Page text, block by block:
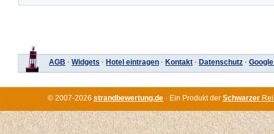
AGB · Widgets · Hotel eintragen · Kontakt · Datenschutz ·
© 2007-2026 strandbewertung.de · Ein Produkt der Schwarzer